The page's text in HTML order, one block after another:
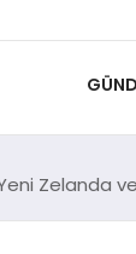
Zelanda ve